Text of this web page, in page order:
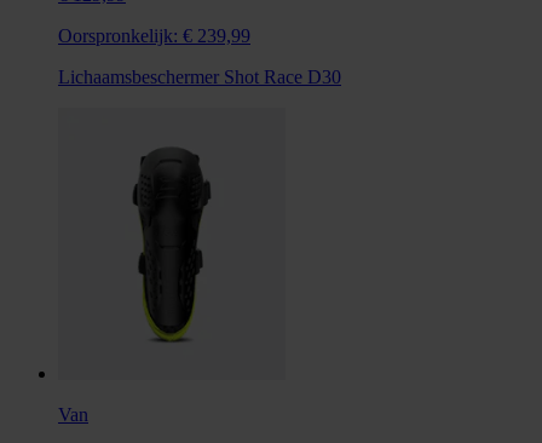
Oorspronkelijk: € 239,99
Lichaamsbeschermer Shot Race D30
Van